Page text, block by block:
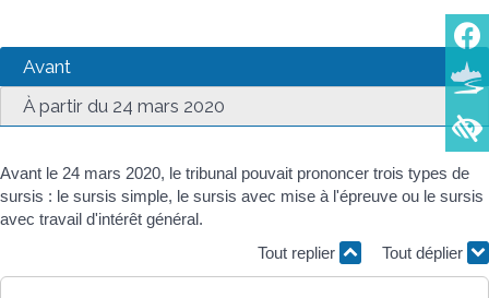
Avant
À partir du 24 mars 2020
Avant le 24 mars 2020, le tribunal pouvait prononcer trois types de
sursis : le sursis simple, le sursis avec mise à l'épreuve ou le sursis
avec travail d'intérêt général.
Tout replier
Tout déplier